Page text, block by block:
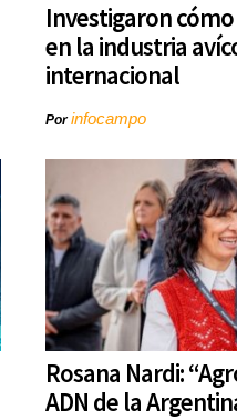
Investigaron
en la industria
internacional
Porinfocampo
Rosana Nardi:
ADN de la